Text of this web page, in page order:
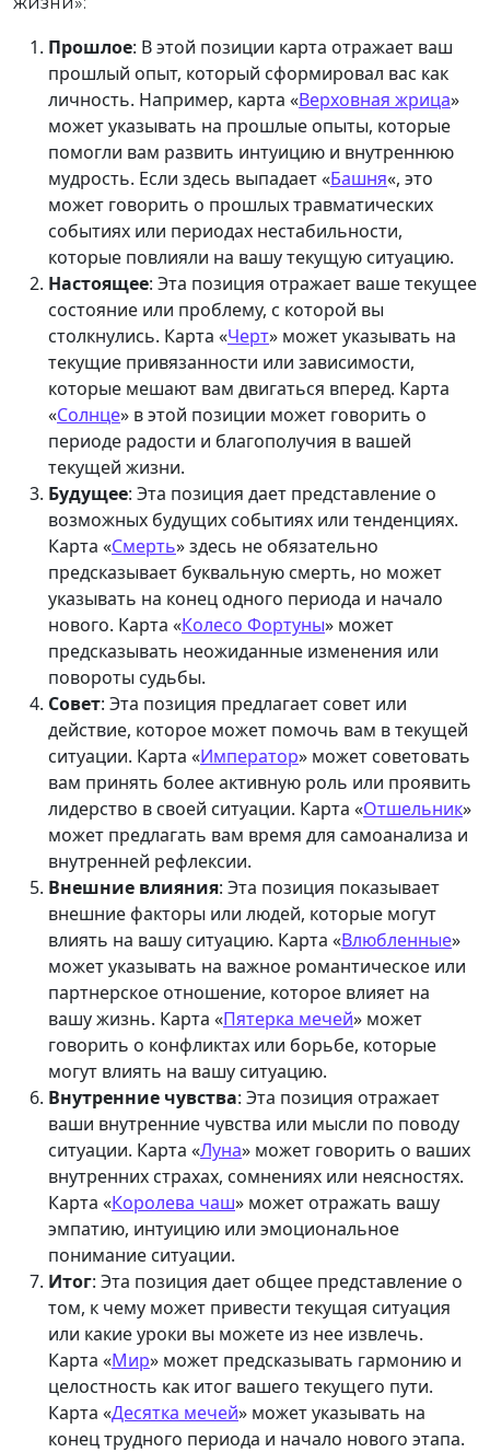
Прошлое: В этой позиции карта отражает ваш
прошлый опыт, который сформировал вас как
личность. Например, карта «Верховная жрица»
может указывать на прошлые опыты, которые
помогли вам развить интуицию и внутреннюю
мудрость. Если здесь выпадает «Башня«, это
может говорить о прошлых травматических
событиях или периодах нестабильности,
которые повлияли на вашу текущую ситуацию.
Настоящее: Эта позиция отражает ваше текущее
состояние или проблему, с которой вы
столкнулись. Карта «Черт» может указывать на
текущие привязанности или зависимости,
которые мешают вам двигаться вперед. Карта
«Солнце» в этой позиции может говорить о
периоде радости и благополучия в вашей
текущей жизни.
Будущее: Эта позиция дает представление о
возможных будущих событиях или тенденциях.
Карта «Смерть» здесь не обязательно
предсказывает буквальную смерть, но может
указывать на конец одного периода и начало
нового. Карта «Колесо Фортуны» может
предсказывать неожиданные изменения или
повороты судьбы.
Совет: Эта позиция предлагает совет или
действие, которое может помочь вам в текущей
ситуации. Карта «Император» может советовать
вам принять более активную роль или проявить
лидерство в своей ситуации. Карта «Отшельник»
может предлагать вам время для самоанализа и
внутренней рефлексии.
Внешние влияния: Эта позиция показывает
внешние факторы или людей, которые могут
влиять на вашу ситуацию. Карта «Влюбленные»
может указывать на важное романтическое или
партнерское отношение, которое влияет на
вашу жизнь. Карта «Пятерка мечей» может
говорить о конфликтах или борьбе, которые
могут влиять на вашу ситуацию.
Внутренние чувства: Эта позиция отражает
ваши внутренние чувства или мысли по поводу
ситуации. Карта «Луна» может говорить о ваших
внутренних страхах, сомнениях или неясностях.
Карта «Королева чаш» может отражать вашу
эмпатию, интуицию или эмоциональное
понимание ситуации.
Итог: Эта позиция дает общее представление о
том, к чему может привести текущая ситуация
или какие уроки вы можете из нее извлечь.
Карта «Мир» может предсказывать гармонию и
целостность как итог вашего текущего пути.
Карта «Десятка мечей» может указывать на
конец трудного периода и начало нового этапа.